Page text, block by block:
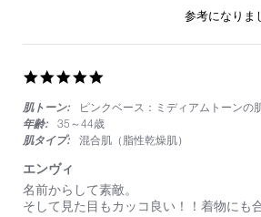
ラ
ウ
ン
レ
ッ
ド
カ
ラ
ー
803
rating
肌トーン:
ピンクベース：ミディアムトーンの
年齢:
35～44歳
肌タイプ:
混合肌（脂性乾燥肌）
エンヴィ
Review
by
review
stating
名前からして素敵。
そして見た目もカッコ良い！！着物にも